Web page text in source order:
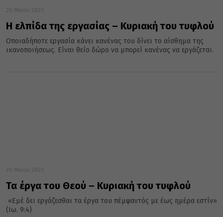
20 Μαΐου 2023
Η ελπίδα της εργασίας – Κυριακή του τυφλού
Οποιαδήποτε εργασία κάνει κανένας του δίνει το αίσθημα της
ικανοποιήσεως. Είναι θείο δώρο να μπορεί κανένας να εργάζεται.
20 Μαΐου 2023
Τα έργα του Θεού – Κυριακή του τυφλού
«Εμέ δει εργάζεσθαι τα έργα του πέμψαντός με έως ημέρα εστίν»
(Ιω. 9:4)